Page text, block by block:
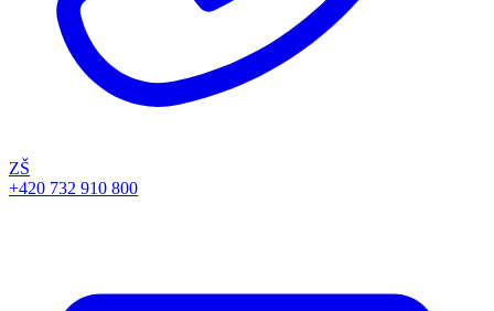
ZŠ
+420 732 910 800